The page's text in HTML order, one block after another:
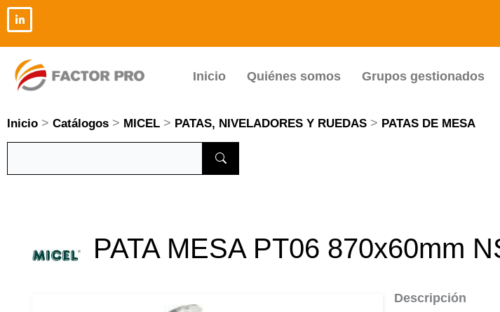
al
contenido
Inicio
Quiénes somos Grupos gestionados
Inicio > Catálogos > MICEL > PATAS, NIVELADORES Y RUEDAS > PATAS DE MESA
PATA MESA PT06 870x60mm
Descripción